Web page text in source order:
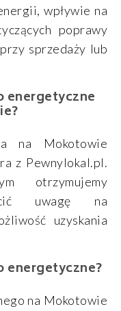
wpływie na
poprawy
sprzedaży lub
energetyczne
na Mokotowie
z Pewnylokal.pl.
otrzymujemy
uwagę na
uzyskania
na Mokotowie